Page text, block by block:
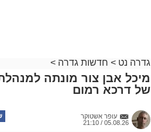
גדרה נט > חדשות גדרה >
מיכל אבן צור מונתה
של דרכא רמום
עופר אשטוקר
05.08.26 / 21:10